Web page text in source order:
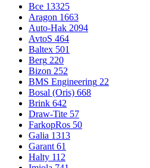
Все 13325
Aragon 1663
Auto-Hak 2094
AvtoS 464
Baltex 501
Berg 220
Bizon 252
BMS Engineering 22
Bosal (Oris) 668
Brink 642
Draw-Tite 57
FarkopRos 50
Galia 1313
Garant 61
Halty 112